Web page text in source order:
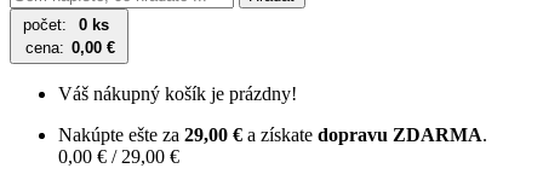
počet:
0 ks
cena: 0,00 €
Váš nákupný košík je prázdny!
Nakúpte ešte za 29,00 € a získate dopravu ZDARMA.
0,00 € / 29,00 €